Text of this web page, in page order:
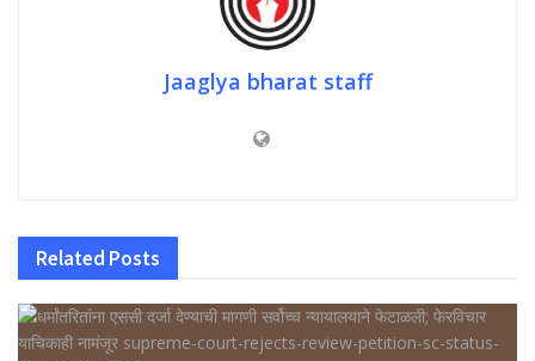
Jaaglya bharat staff
Related Posts